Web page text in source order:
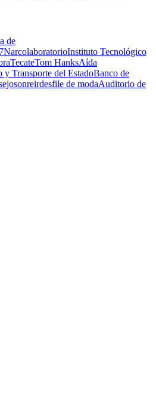
de
NarcolaboratorioInstituto Tecnológico
TecateTom HanksAída
y Transporte del EstadoBanco de
sonreirdesfile de modaAuditorio de